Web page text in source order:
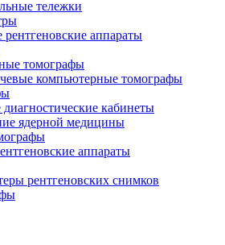
тележки
рентгеновские аппараты
томографы
компьютерные томографы
кабинеты
ядерной медицины
аппараты
рентгеновских снимков